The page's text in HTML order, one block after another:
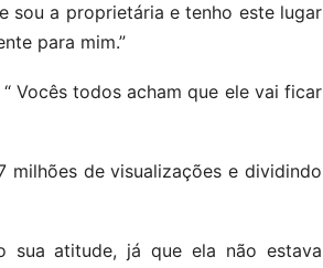
sou a proprietária e tenho este lugar
para mim.”
Vocês todos acham que ele vai ficar
milhões de visualizações e dividindo
sua atitude, já que ela não estava